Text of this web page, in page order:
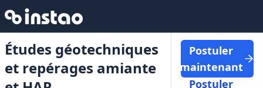
Études géotechniques
et repérages amiante
Postuler
maintenant
Postuler